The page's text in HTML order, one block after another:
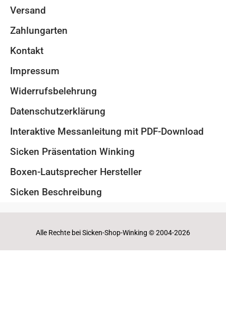
Versand
Zahlungarten
Kontakt
Impressum
Widerrufsbelehrung
Datenschutzerklärung
Interaktive Messanleitung mit PDF-Download
Sicken Präsentation Winking
Boxen-Lautsprecher Hersteller
Sicken Beschreibung
Alle Rechte bei Sicken-Shop-Winking © 2004-2026